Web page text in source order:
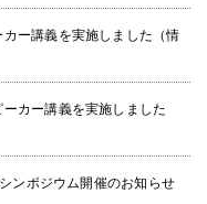
ー講義を実施しました（情
カー講義を実施しました
ンポジウム開催のお知らせ